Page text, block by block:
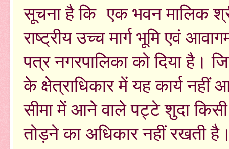
सूचना है कि एक भवन मालिक
राष्ट्रीय उच्च मार्ग भूमि एवं
पत्र नगरपालिका को दिया है।
के क्षेत्राधिकार में यह कार्य नहीं
सीमा में आने वाले पट्टे शुदा किसी
तोड़ने का अधिकार नहीं रखती